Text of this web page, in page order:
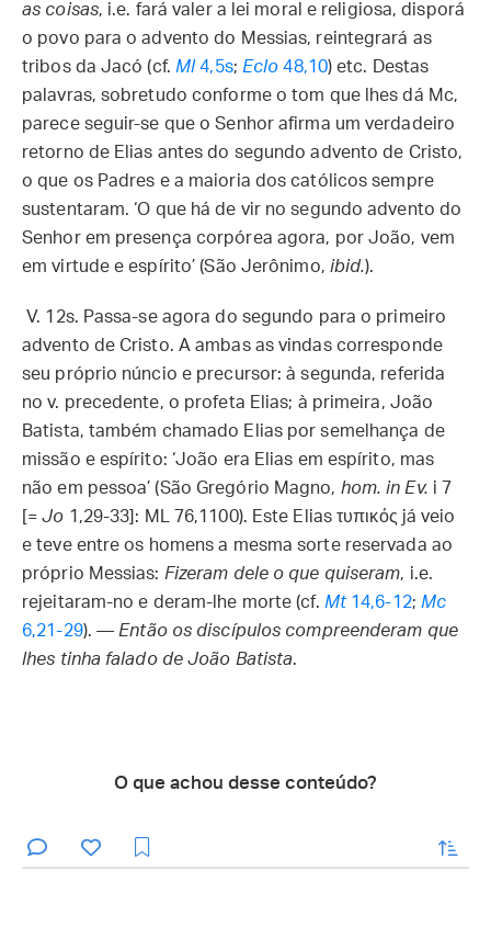
as coisas, i.e. fará valer a lei moral e religiosa, disporá
o povo para o advento do Messias, reintegrará as
tribos da Jacó (cf. Ml 4,5s; Eclo 48,10) etc. Destas
palavras, sobretudo conforme o tom que lhes dá Mc,
parece seguir-se que o Senhor afirma um verdadeiro
retorno de Elias antes do segundo advento de Cristo,
o que os Padres e a maioria dos católicos sempre
sustentaram. ‘O que há de vir no segundo advento do
Senhor em presença corpórea agora, por João, vem
em virtude e espírito’ (São Jerônimo, ibid.).
V. 12s. Passa-se agora do segundo para o primeiro
advento de Cristo. A ambas as vindas corresponde
seu próprio núncio e precursor: à segunda, referida
no v. precedente, o profeta Elias; à primeira, João
Batista, também chamado Elias por semelhança de
missão e espírito: ‘João era Elias em espírito, mas
não em pessoa’ (São Gregório Magno, hom. in Ev. i 7
[=Jo 1,29-33]: ML 76,1100). Este Elias τυπικός já veio
e teve entre os homens a mesma sorte reservada ao
próprio Messias: Fizeram dele o que quiseram, i.e.
rejeitaram-no e deram-lhe morte (cf. Mt14,6-12; Mc
6,21-29). — Então os discípulos compreenderam que
lhes tinha falado de João Batista.
O que achou desse conteúdo?
enviar